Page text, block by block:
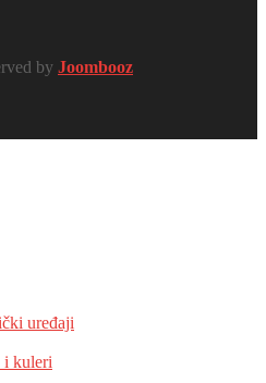
by Joombooz
uređaji
i kuleri